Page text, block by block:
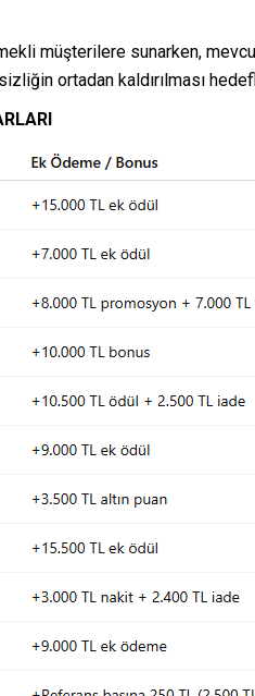
müşterilere sunarken,
ortadan kaldırılması